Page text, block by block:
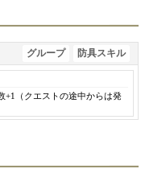
グループ 防具スキル
+1（クエストの途中からは発